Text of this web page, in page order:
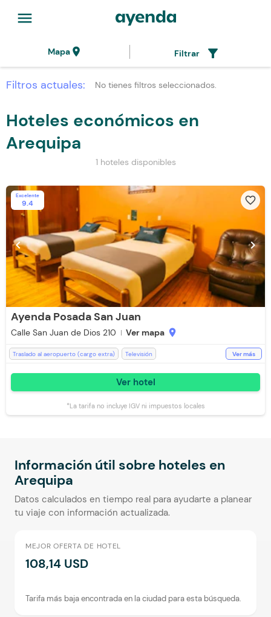
menu
Mapalocation_on Filtrar filter_alt
Filtros actuales: No tienes filtros seleccionados.
Hoteles económicos en
Arequipa
1 hoteles disponibles
Excelente
9.4 favorite_border
chevron_left chevron_right
Ayenda Posada San Juan
Calle San Juan de Dios 210 Ver mapa location_on
Traslado al aeropuerto (cargo extra)
Televisión
Desayuno incluido
Toallas de cuerpo
Ver más
Ver hotel
*La tarifa no incluye IGV ni impuestos locales
Información útil sobre hoteles en
Arequipa
Datos calculados en tiempo real para ayudarte a planear
tu viaje con información actualizada.
MEJOR OFERTA DE HOTEL
108,14 USD
Tarifa más baja encontrada en la ciudad para esta búsqueda.